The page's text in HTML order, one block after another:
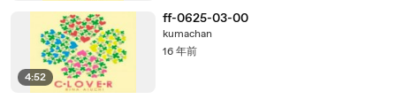
4:52
ff-0625-03-00
kumachan
16 年前